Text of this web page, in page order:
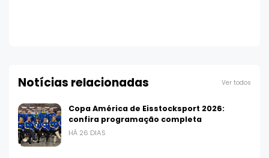
Notícias relacionadas Ver todos
Copa América de Eisstocksport 2026:
confira programação completa
HÁ 26 DIAS